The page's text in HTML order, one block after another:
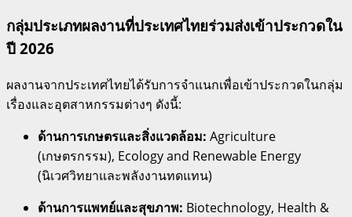
กลุ่มประเภทผลงานที่ประเทศไทยร่วมส่งเข้าประกวดใน
ปี 2026
ผลงานจากประเทศไทยได้รับการจำแนกเพื่อเข้าประกวดในกลุ่ม
เรื่องและอุตสาหกรรมต่างๆ ดังนี้:
ด้านการเกษตรและสิ่งแวดล้อม: Agriculture
(เกษตรกรรม), Ecology and Renewable Energy
(นิเวศวิทยาและพลังงานทดแทน)
ด้านการแพทย์และสุขภาพ: Biotechnology, Health &